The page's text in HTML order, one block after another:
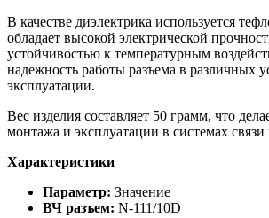
В качестве диэлектрика используется
обладает высокой электрической
устойчивостью к температурным
надежность работы разъема в различных
эксплуатации.
Вес изделия составляет 50 грамм, что
монтажа и эксплуатации в системах
Характеристики
Параметр: Значение
ВЧ разъем: N-111/10D